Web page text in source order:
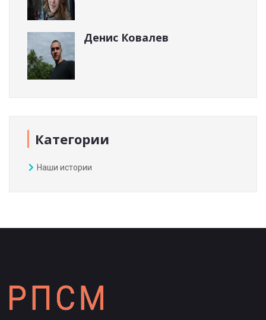
Денис Ковалев
Категории
Наши истории